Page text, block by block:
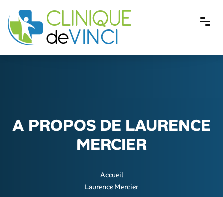
A PROPOS DE LAURENCE
MERCIER
Accueil
Laurence Mercier